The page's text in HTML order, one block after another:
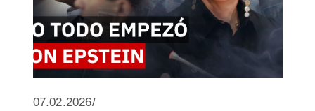
07.02.2026/